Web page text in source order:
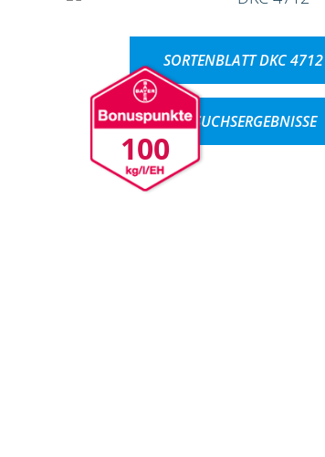
100
SORTENBLATT DKC 4712
VERSUCHSERGEBNISSE